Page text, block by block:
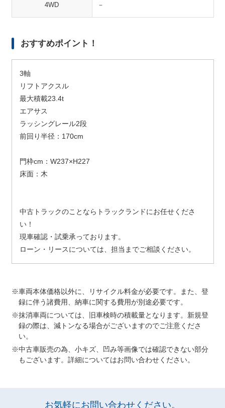
4WD －
おすすめポイント！
3軸
リフトアクスル
最大積載23.4t
エアサス
ラッシングレール2段
前回り半径：170cm
門枠cm：W237×H227
床面：木
中古トラックのことならトラックランドにお任せくださ
い！
現車確認・試乗承っております。
ローン・リースについては、担当までご相談ください。
車両本体価格以外に、リサイクル料金が必要です。また、登
録に伴う諸費用、納車に関する費用が別途必要です。
抹消車両については、旧車検時の積載量となります。新規登
録の際は、減トンなる場合がございますのでご注意くださ
い。
中古車販売の為、小キズ、凹み等画像では確認できない部分
もございます。詳細についてはお問い合わせください。
お気軽にお問い合わせください。